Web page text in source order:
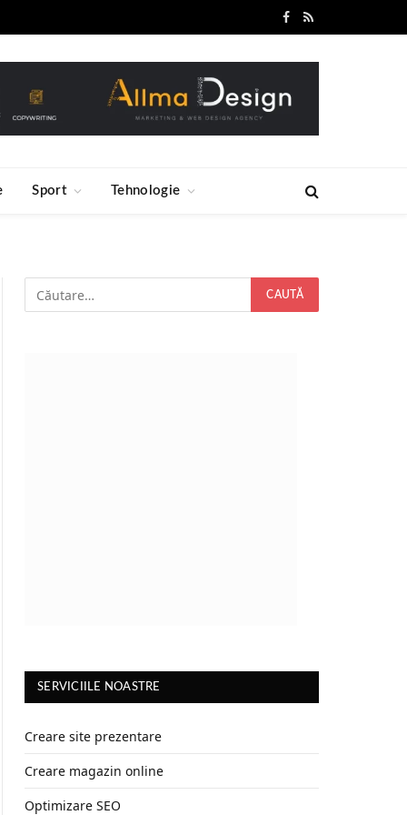
Facebook
RSS
Sport Tehnologie
SERVICIILE NOASTRE
Creare site prezentare
Creare magazin online
Optimizare SEO